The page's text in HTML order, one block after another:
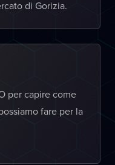
di Gorizia.
per capire come
fare per la